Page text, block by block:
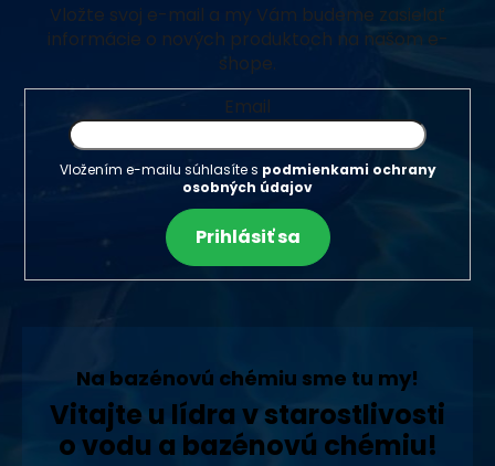
Vložte svoj e-mail a my Vám budeme zasielať
informácie o nových produktoch na našom e-
shope.
Email
Vložením e-mailu súhlasíte s podmienkami ochrany
osobných údajov
Prihlásiť sa
Na bazénovú chémiu sme tu my!
Vitajte u lídra v starostlivosti
o vodu a bazénovú chémiu!